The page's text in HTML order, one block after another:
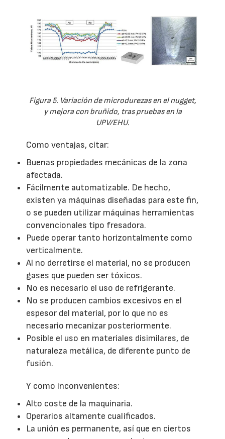
Figura 5. Variación de microdurezas en el nugget,
y mejora con bruñido, tras pruebas en la
UPV/EHU.
Como ventajas, citar:
Buenas propiedades mecánicas de la zona
afectada.
Fácilmente automatizable. De hecho,
existen ya máquinas diseñadas para este fin,
o se pueden utilizar máquinas herramientas
convencionales tipo fresadora.
Puede operar tanto horizontalmente como
verticalmente.
Al no derretirse el material, no se producen
gases que pueden ser tóxicos.
No es necesario el uso de refrigerante.
No se producen cambios excesivos en el
espesor del material, por lo que no es
necesario mecanizar posteriormente.
Posible el uso en materiales disimilares, de
naturaleza metálica, de diferente punto de
fusión.
Y como inconvenientes:
Alto coste de la maquinaria.
Operarios altamente cualificados.
La unión es permanente, así que en ciertos